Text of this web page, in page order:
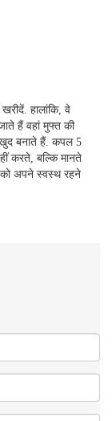
हालांकि, वे
हैं वहां मुफ्त की
खुद बनाते हैं. कपल 5
करते, बल्कि मानते
अपने स्वस्थ रहने